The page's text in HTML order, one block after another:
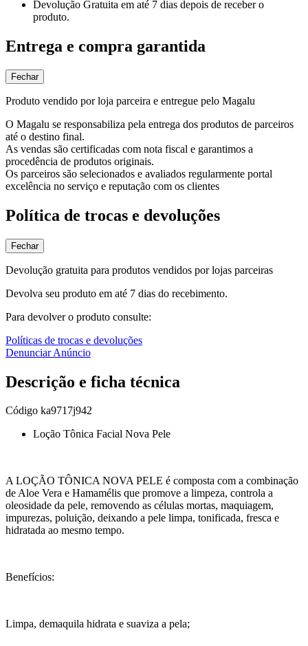
Devolução Gratuita em até 7 dias depois de receber o
produto.
Entrega e compra garantida
Fechar
Produto vendido por loja parceira e entregue pelo Magalu
O Magalu se responsabiliza pela entrega dos produtos de parceiros
até o destino final.
As vendas são certificadas com nota fiscal e garantimos a
procedência de produtos originais.
Os parceiros são selecionados e avaliados regularmente portal
excelência no serviço e reputação com os clientes
Política de trocas e devoluções
Fechar
Devolução gratuita para produtos vendidos por lojas parceiras
Devolva seu produto em até 7 dias do recebimento.
Para devolver o produto consulte:
Políticas de trocas e devoluções
Denunciar Anúncio
Descrição e ficha técnica
Código ka9717j942
Loção Tônica Facial Nova Pele
A LOÇÃO TÔNICA NOVA PELE é composta com a combinação
de Aloe Vera e Hamamélis que promove a limpeza, controla a
oleosidade da pele, removendo as células mortas, maquiagem,
impurezas, poluição, deixando a pele limpa, tonificada, fresca e
hidratada ao mesmo tempo.
Benefícios:
Limpa, demaquila hidrata e suaviza a pela;